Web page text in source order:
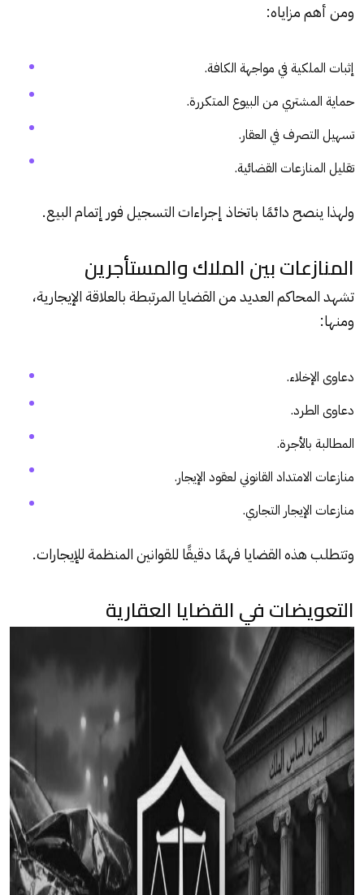
ومن أهم مزاياه:
إثبات الملكية في مواجهة الكافة.
حماية المشتري من البيوع المتكررة.
تسهيل التصرف في العقار.
تقليل المنازعات القضائية.
ولهذا ينصح دائمًا باتخاذ إجراءات التسجيل فور إتمام البيع.
المنازعات بين الملاك والمستأجرين
تشهد المحاكم العديد من القضايا المرتبطة بالعلاقة الإيجارية،
ومنها:
دعاوى الإخلاء.
دعاوى الطرد.
المطالبة بالأجرة.
منازعات الامتداد القانوني لعقود الإيجار.
منازعات الإيجار التجاري.
وتتطلب هذه القضايا فهمًا دقيقًا للقوانين المنظمة للإيجارات.
التعويضات في القضايا العقارية